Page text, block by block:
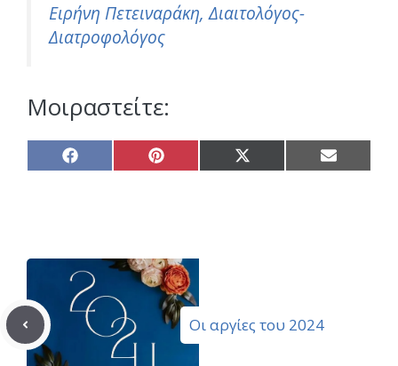
Ειρήνη Πετειναράκη, Διαιτολόγος-
Διατροφολόγος
Μοιραστείτε:
Share
on
Share
on
Share
on
Share
on
Οι αργίες του 2024